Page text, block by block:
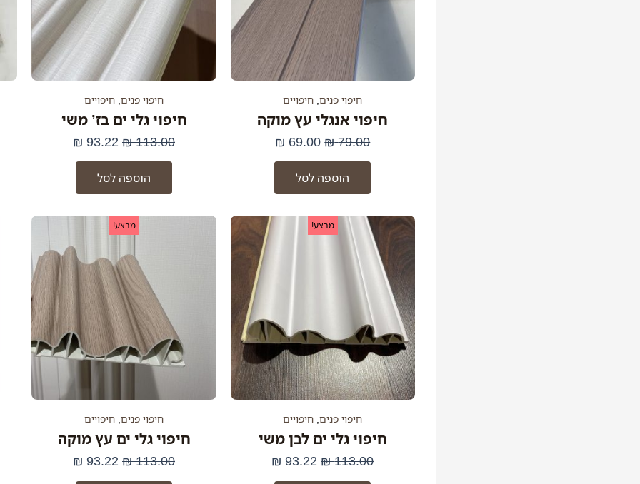
חיפוי פנים, חיפויים
חיפוי אנגלי עץ מוקה
79.00
₪
69.00
₪
הוספה לסל
חיפוי פנים חיפויים
חיפוי גלי ים בז’ משי
113.00
₪
93.22
₪
הוספה לסל
מבצע!
חיפוי פנים, חיפויים
חיפוי גלי ים לבן משי
113.00
₪
המחיר
93.22
₪
המחיר
הנוכחי
הוא:
93.22 ₪.
מבצע!
חיפוי פנים, חיפויים
חיפוי גלי ים עץ מוקה
113.00
₪
המחיר
היה:
113.00 ₪.
93.22
₪
הנוכחי
הוא:
93.22 ₪.